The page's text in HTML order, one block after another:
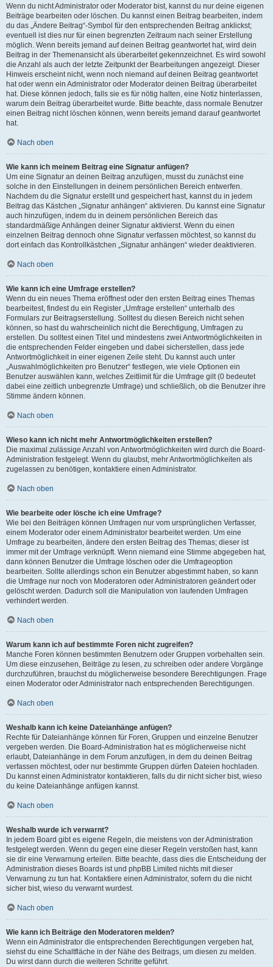
Wenn du nicht Administrator oder Moderator bist, kannst du nur deine eigenen
Beiträge bearbeiten oder löschen. Du kannst einen Beitrag bearbeiten, indem
du das „Ändere Beitrag“-Symbol für den entsprechenden Beitrag anklickst;
eventuell ist dies nur für einen begrenzten Zeitraum nach seiner Erstellung
möglich. Wenn bereits jemand auf deinen Beitrag geantwortet hat, wird dein
Beitrag in der Themenansicht als überarbeitet gekennzeichnet. Es wird sowohl
die Anzahl als auch der letzte Zeitpunkt der Bearbeitungen angezeigt. Dieser
Hinweis erscheint nicht, wenn noch niemand auf deinen Beitrag geantwortet
hat oder wenn ein Administrator oder Moderator deinen Beitrag überarbeitet
hat. Diese können jedoch, falls sie es für nötig halten, eine Notiz hinterlassen,
warum dein Beitrag überarbeitet wurde. Bitte beachte, dass normale Benutzer
einen Beitrag nicht löschen können, wenn bereits jemand darauf geantwortet
hat.
Nach oben
Wie kann ich meinem Beitrag eine Signatur anfügen?
Um eine Signatur an deinen Beitrag anzufügen, musst du zunächst eine
solche in den Einstellungen in deinem persönlichen Bereich entwerfen.
Nachdem du die Signatur erstellt und gespeichert hast, kannst du in jedem
Beitrag das Kästchen „Signatur anhängen“ aktivieren. Du kannst eine Signatur
auch hinzufügen, indem du in deinem persönlichen Bereich das
standardmäßige Anhängen deiner Signatur aktivierst. Wenn du einen
einzelnen Beitrag dennoch ohne Signatur verfassen möchtest, so kannst du
dort einfach das Kontrollkästchen „Signatur anhängen“ wieder deaktivieren.
Nach oben
Wie kann ich eine Umfrage erstellen?
Wenn du ein neues Thema eröffnest oder den ersten Beitrag eines Themas
bearbeitest, findest du ein Register „Umfrage erstellen“ unterhalb des
Formulars zur Beitragserstellung. Solltest du diesen Bereich nicht sehen
können, so hast du wahrscheinlich nicht die Berechtigung, Umfragen zu
erstellen. Du solltest einen Titel und mindestens zwei Antwortmöglichkeiten in
die entsprechenden Felder eingeben und dabei sicherstellen, dass jede
Antwortmöglichkeit in einer eigenen Zeile steht. Du kannst auch unter
„Auswahlmöglichkeiten pro Benutzer“ festlegen, wie viele Optionen ein
Benutzer auswählen kann, welches Zeitlimit für die Umfrage gilt (0 bedeutet
dabei eine zeitlich unbegrenzte Umfrage) und schließlich, ob die Benutzer ihre
Stimme ändern können.
Nach oben
Wieso kann ich nicht mehr Antwortmöglichkeiten erstellen?
Die maximal zulässige Anzahl von Antwortmöglichkeiten wird durch die Board-
Administration festgelegt. Wenn du glaubst, mehr Antwortmöglichkeiten als
zugelassen zu benötigen, kontaktiere einen Administrator.
Nach oben
Wie bearbeite oder lösche ich eine Umfrage?
Wie bei den Beiträgen können Umfragen nur vom ursprünglichen Verfasser,
einem Moderator oder einem Administrator bearbeitet werden. Um eine
Umfrage zu bearbeiten, ändere den ersten Beitrag des Themas; dieser ist
immer mit der Umfrage verknüpft. Wenn niemand eine Stimme abgegeben hat,
dann können Benutzer die Umfrage löschen oder die Umfrageoption
bearbeiten. Sollte allerdings schon ein Benutzer abgestimmt haben, so kann
die Umfrage nur noch von Moderatoren oder Administratoren geändert oder
gelöscht werden. Dadurch soll die Manipulation von laufenden Umfragen
verhindert werden.
Nach oben
Warum kann ich auf bestimmte Foren nicht zugreifen?
Manche Foren können bestimmten Benutzern oder Gruppen vorbehalten sein.
Um diese einzusehen, Beiträge zu lesen, zu schreiben oder andere Vorgänge
durchzuführen, brauchst du möglicherweise besondere Berechtigungen. Frage
einen Moderator oder Administrator nach entsprechenden Berechtigungen.
Nach oben
Weshalb kann ich keine Dateianhänge anfügen?
Rechte für Dateianhänge können für Foren, Gruppen und einzelne Benutzer
vergeben werden. Die Board-Administration hat es möglicherweise nicht
erlaubt, Dateianhänge in dem Forum anzufügen, in dem du deinen Beitrag
verfassen möchtest, oder nur bestimmte Gruppen dürfen Dateien hochladen.
Du kannst einen Administrator kontaktieren, falls du dir nicht sicher bist, wieso
du keine Dateianhänge anfügen kannst.
Nach oben
Weshalb wurde ich verwarnt?
In jedem Board gibt es eigene Regeln, die meistens von der Administration
festgelegt werden. Wenn du gegen eine dieser Regeln verstoßen hast, kann
sie dir eine Verwarnung erteilen. Bitte beachte, dass dies die Entscheidung der
Administration dieses Boards ist und phpBB Limited nichts mit dieser
Verwarnung zu tun hat. Kontaktiere einen Administrator, sofern du die nicht
sicher bist, wieso du verwarnt wurdest.
Nach oben
Wie kann ich Beiträge den Moderatoren melden?
Wenn ein Administrator die entsprechenden Berechtigungen vergeben hat,
siehst du eine Schaltfläche in der Nähe des Beitrags, um diesen zu melden.
Du wirst dann durch die weiteren Schritte geführt.